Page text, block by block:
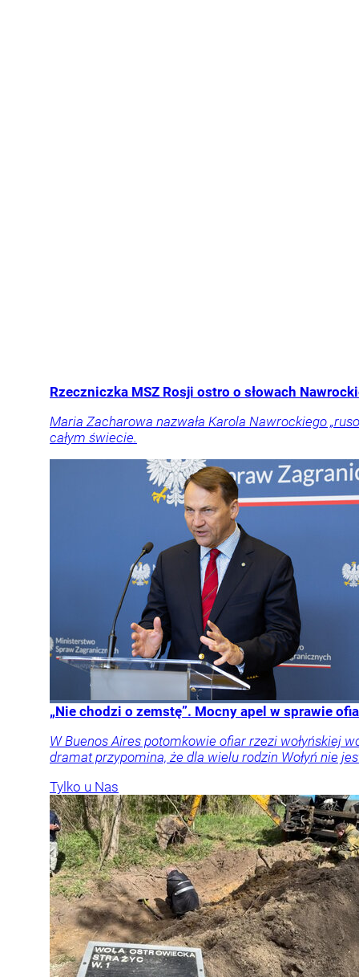
Rzeczniczka MSZ Rosji ostro o słowach
Maria Zacharowa nazwała Karola Nawrockiego
całym świecie.
„Nie chodzi o zemstę”. Mocny apel w sprawie
W Buenos Aires potomkowie ofiar rzezi wołyńskiej
dramat przypomina, że dla wielu rodzin Wołyń nie
Tylko u Nas